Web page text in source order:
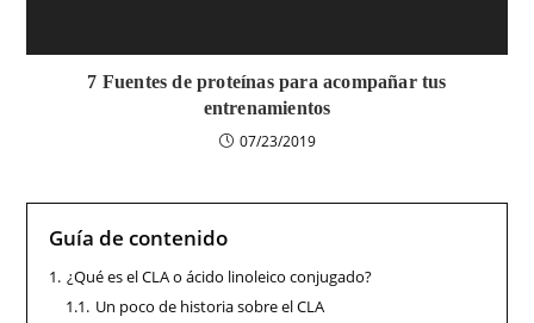
7 Fuentes de proteínas para acompañar tus
entrenamientos
07/23/2019
Guía de contenido
1. ¿Qué es el CLA o ácido linoleico conjugado?
1.1. Un poco de historia sobre el CLA